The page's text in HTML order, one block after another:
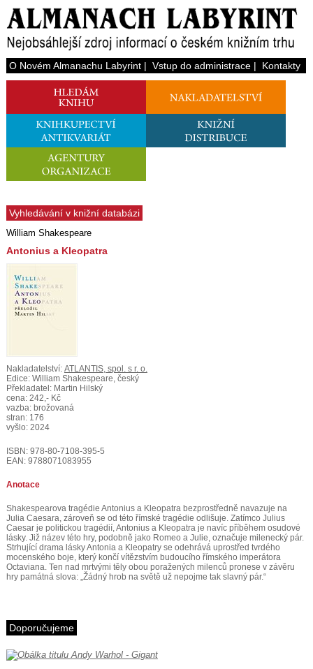
O Novém Almanachu Labyrint| Vstup do administrace| Kontakty
Vyhledávání v knižní databázi
William Shakespeare
Antonius a Kleopatra
Nakladatelství: ATLANTIS, spol. s r. o.
Edice: William Shakespeare, český
Překladatel: Martin Hilský
cena: 242,- Kč
vazba: brožovaná
stran: 176
vyšlo: 2024
ISBN: 978-80-7108-395-5
EAN: 9788071083955
Anotace
Shakespearova tragédie Antonius a Kleopatra bezprostředně navazuje na
Julia Caesara, zároveň se od této římské tragédie odlišuje. Zatímco Julius
Caesar je politickou tragédií, Antonius a Kleopatra je navíc příběhem osudové
lásky. Již název této hry, podobně jako Romeo a Julie, označuje milenecký pár.
Strhující drama lásky Antonia a Kleopatry se odehrává uprostřed tvrdého
mocenského boje, který končí vítězstvím budoucího římského imperátora
Octaviana. Ten nad mrtvými těly obou poražených milenců pronese v závěru
hry památná slova: „Žádný hrob na světě už nepojme tak slavný pár.“
Doporučujeme